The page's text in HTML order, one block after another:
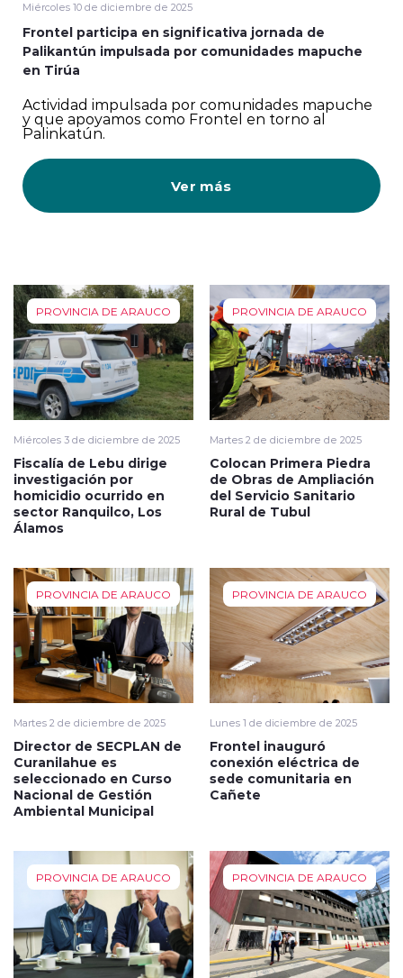
Miércoles 10 de diciembre de 2025
Frontel participa en significativa jornada de
Palikantún impulsada por comunidades mapuche
en Tirúa
Actividad impulsada por comunidades mapuche
y que apoyamos como Frontel en torno al
Palinkatún.
Ver más
PROVINCIA DE ARAUCO
Miércoles 3 de diciembre de 2025
Fiscalía de Lebu dirige
investigación por
homicidio ocurrido en
sector Ranquilco, Los
Álamos
PROVINCIA DE ARAUCO
Martes 2 de diciembre de 2025
Colocan Primera Piedra
de Obras de Ampliación
del Servicio Sanitario
Rural de Tubul
PROVINCIA DE ARAUCO
Martes 2 de diciembre de 2025
Director de SECPLAN de
Curanilahue es
seleccionado en Curso
Nacional de Gestión
Ambiental Municipal
PROVINCIA DE ARAUCO
Lunes 1 de diciembre de 2025
Frontel inauguró
conexión eléctrica de
sede comunitaria en
Cañete
PROVINCIA DE ARAUCO PROVINCIA DE ARAUCO